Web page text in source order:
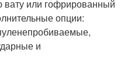
или гофрированный
опции:
и